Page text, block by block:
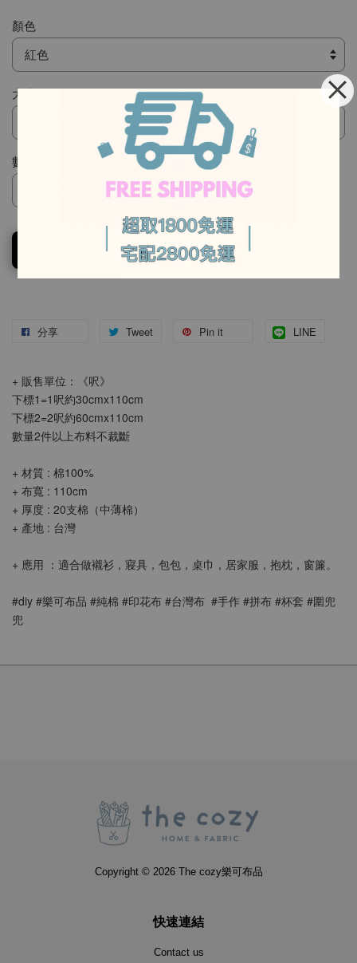
-
-
顏色
大小
數量
分享 Tweet Pin it LINE
+ 販售單位：《呎》
下標1=1呎約30cmx110cm
下標2=2呎約60cmx110cm
數量2件以上布料不裁斷
+ 材質 : 棉100%
+ 布寬 : 110cm
+ 厚度 : 20支棉（中薄棉）
+ 產地 : 台灣
+ 應用 ：適合做襯衫，寢具，包包，桌巾，居家服，抱枕，窗簾。
#diy #樂可布品 #純棉 #印花布 #台灣布  #手作 #拼布 #杯套 #圍兜
兜
Copyright © 2026 The cozy樂可布品
快速連結
Contact us